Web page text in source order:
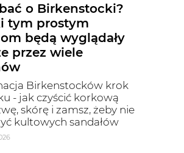
o Birkenstocki?
tym prostym
będą wyglądały
przez wiele
Birkenstocków krok
- jak czyścić korkową
skórę i zamsz, żeby nie
kultowych sandałów